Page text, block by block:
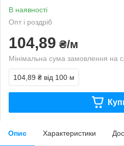
В наявності
Опт і роздріб
104,89 ₴/м
Мінімальна сума замовлення на
104,89 ₴ від 100 м
Опис Характеристики